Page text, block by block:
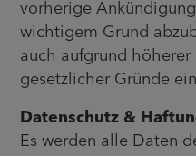
vorherige
wichtigem Grund
auch aufgrund
gesetzlicher Gründe
Datenschutz &
Es werden alle Daten